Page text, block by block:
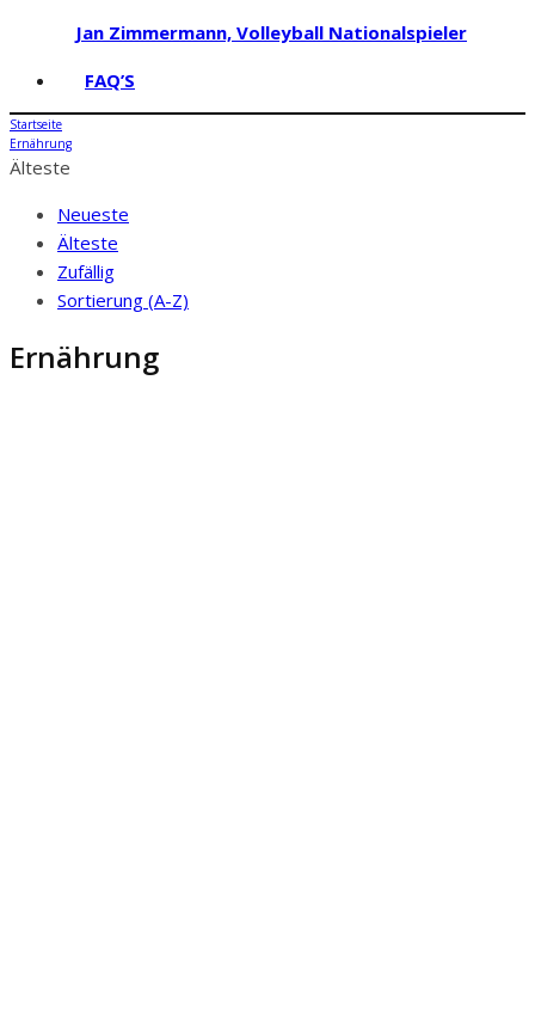
Jan Zimmermann, Volleyball Nationalspieler
FAQ’S
Startseite
Ernährung
Älteste
Neueste
Älteste
Zufällig
Sortierung (A-Z)
Ernährung